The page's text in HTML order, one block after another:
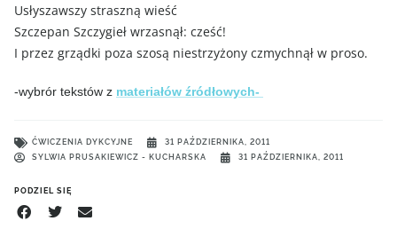
Usłyszawszy straszną wieść
Szczepan Szczygieł wrzasnął: cześć!
I przez grządki poza szosą niestrzyżony czmychnął w proso.
-wybrór tekstów z materiałów źródłowych-
ĆWICZENIA DYKCYJNE
31 PAŹDZIERNIKA, 2011
SYLWIA PRUSAKIEWICZ - KUCHARSKA
31 PAŹDZIERNIKA, 2011
PODZIEL SIĘ